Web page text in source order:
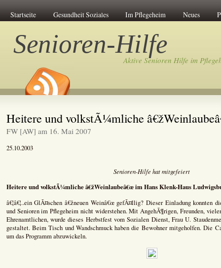
Startseite Gesundheit Soziales Im Pflegeheim Neues
Senioren-Hilfe
Aktive Senioren Hilfe im
Heitere und volkstÃ¼mliche
FW [AW] am 16. Mai 2007
25.10.2003
Senioren-Hilfe hat mitgefeiert
Heitere und volkstÃ¼mliche â€žWeinlaubeâ€œ im Hans Klenk-Haus
â€¦â€¦..ein GlÃ¤schen â€žneuen Weinâ€œ gefÃ¤llig? Dieser Einladung konnten
und Senioren im Pflegeheim nicht widerstehen. Mit AngehÃ¶rigen, Freunden,
Ehrenamtlichen, wurde dieses Herbstfest vom Sozialen Dienst, Frau U.
gestaltet. Beim Tisch und Wandschmuck haben die Bewohner mitgeholfen. Die
um das Programm abzuwickeln.